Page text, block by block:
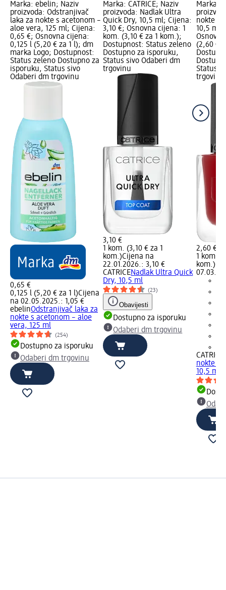
Marka: ebelin; Naziv
proizvoda: Odstranjivač
laka za nokte s acetonom –
aloe vera, 125 ml; Cijena:
0,65 €; Osnovna cijena:
0,125 l (5,20 € za 1 l); dm
marka Logo; Dostupnost:
Status zeleno Dostupno za
isporuku, Status sivo
Odaberi dm trgovinu
0,65 €
0,125 l (5,20 € za 1 l)Cijena
na 02.05.2025.: 1,05 €
ebelinOdstranjivač laka za
nokte s acetonom – aloe
vera, 125 ml
(254)
Dostupno za isporuku
Odaberi dm trgovinu
Marka: CATRICE; Naziv
proizvoda: Nadlak Ultra
Quick Dry, 10,5 ml; Cijena:
3,10 €; Osnovna cijena: 1
kom. (3,10 € za 1 kom.);
Dostupnost: Status zeleno
Dostupno za isporuku,
Status sivo Odaberi dm
trgovinu
3,10 €
1 kom. (3,10 € za 1
kom.)Cijena na
22.01.2026.: 3,10 €
CATRICENadlak Ultra Quick
Dry, 10,5 ml
(23)
Obavijesti
Dostupno za isporuku
Odaberi dm trgovinu
Marka:
nokte –
10,5 ml;
(2,60 €
Status
trgovinu
2,60 €
1 kom.
kom.)
CATRICE
nokte –
10,5 ml